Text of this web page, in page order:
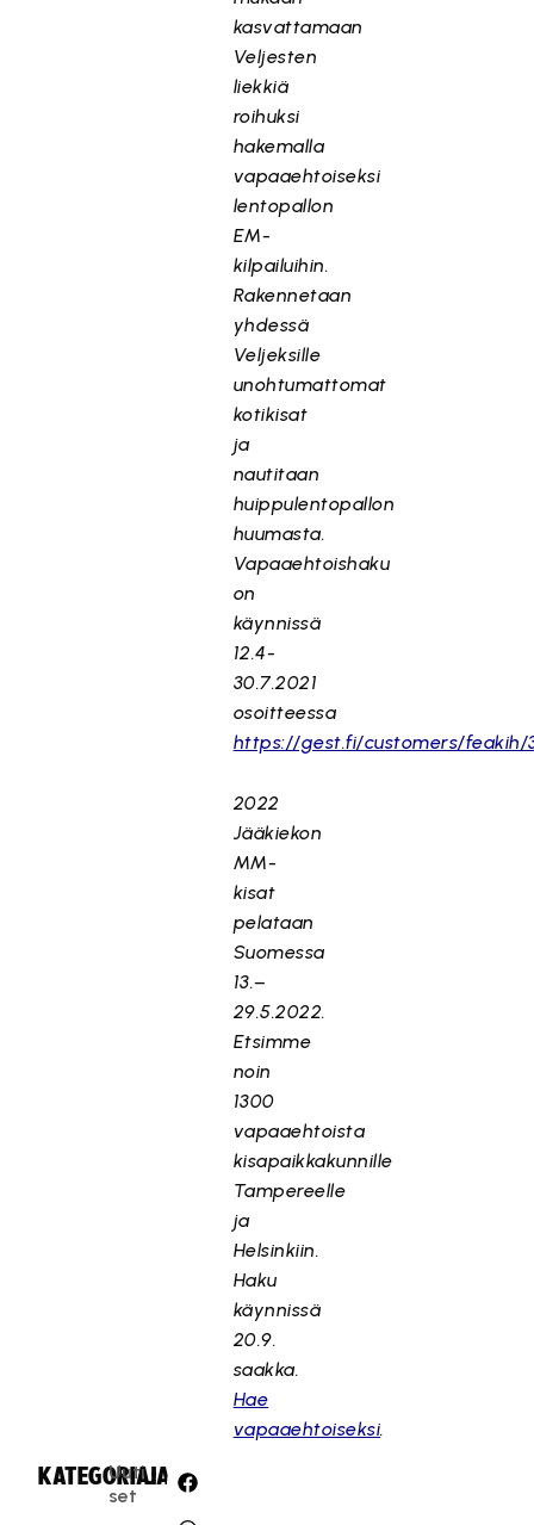
kasvattamaan
Veljesten
liekkiä
roihuksi
hakemalla
vapaaehtoiseksi
lentopallon
EM-
kilpailuihin.
Rakennetaan
yhdessä
Veljeksille
unohtumattomat
kotikisat
ja
nautitaan
huippulentopallon
huumasta.
Vapaaehtoishaku
on
käynnissä
12.4-
30.7.2021
osoitteessa
https://gest.fi/customers/feakih/
2022
Jääkiekon
MM-
kisat
pelataan
Suomessa
13.–
29.5.2022.
Etsimme
noin
1300
vapaaehtoista
kisapaikkakunnille
Tampereelle
ja
Helsinkiin.
Haku
käynnissä
20.9.
saakka.
Hae
vapaaehtoiseksi.
KATEGORIA:
Uuti
set
JAA: